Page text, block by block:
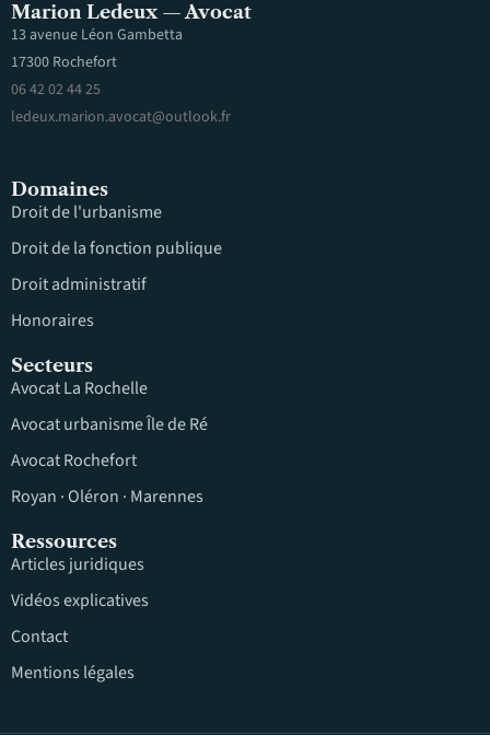
Marion Ledeux — Avocat
13 avenue Léon Gambetta
17300 Rochefort
06 42 02 44 25
ledeux.marion.avocat@outlook.fr
Domaines
Droit de l'urbanisme
Droit de la fonction publique
Droit administratif
Honoraires
Secteurs
Avocat La Rochelle
Avocat urbanisme Île de Ré
Avocat Rochefort
Royan · Oléron · Marennes
Ressources
Articles juridiques
Vidéos explicatives
Contact
Mentions légales